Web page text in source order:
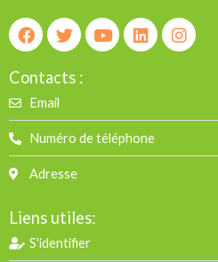
Contacts :
Email
Numéro de téléphone
Adresse
Liens utiles:
S'identifier